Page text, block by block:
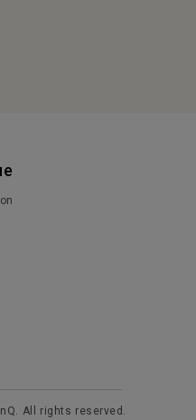
All rights reserved.